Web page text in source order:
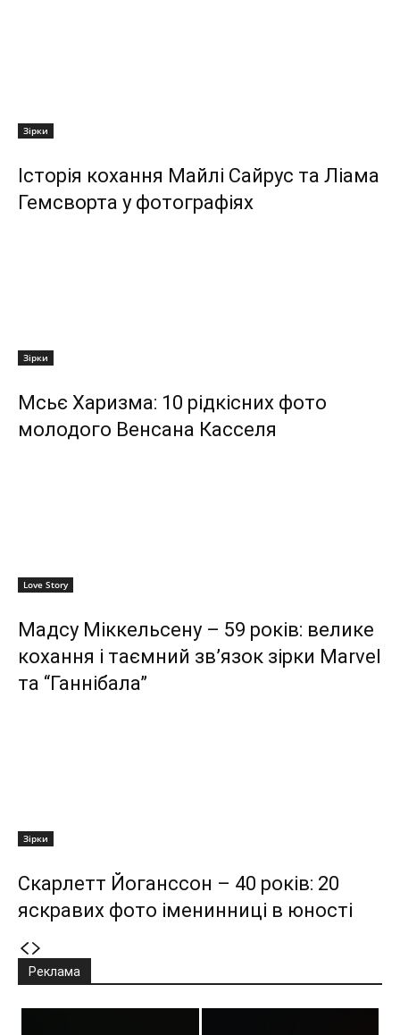
Зірки
Історія кохання Майлі Сайрус та Ліама
Гемсворта у фотографіях
Зірки
Мсьє Харизма: 10 рідкісних фото
молодого Венсана Касселя
Love Story
Мадсу Міккельсену – 59 років: велике
кохання і таємний зв’язок зірки Marvel
та “Ганнібала”
Зірки
Скарлетт Йоганссон – 40 років: 20
яскравих фото іменинниці в юності
Реклама